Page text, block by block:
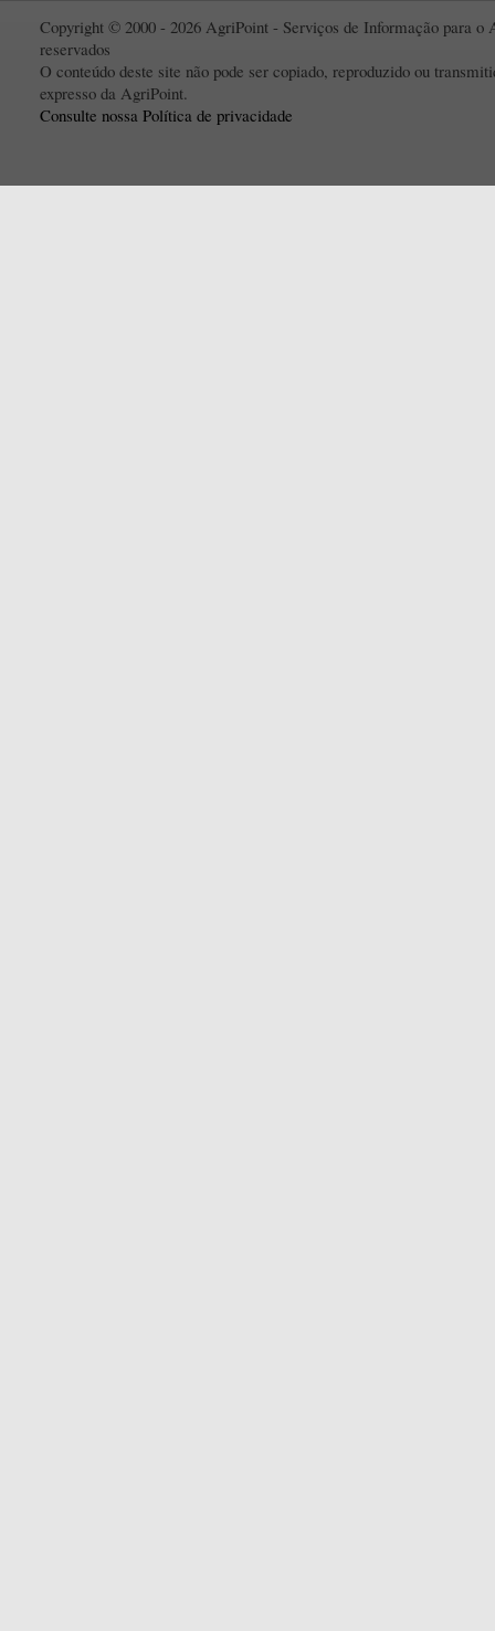
Copyright © 2000 - 2026 AgriPoint - Serviços de Informação para o
reservados
O conteúdo deste site não pode ser copiado, reproduzido ou
expresso da AgriPoint.
Consulte nossa Política de privacidade